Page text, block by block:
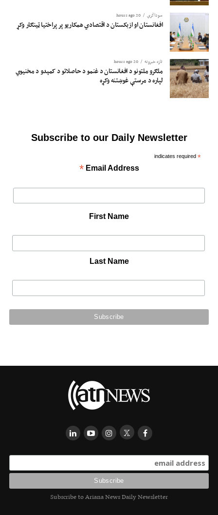
سوداگري 20 hours ago
افغانستان او ازبکستان د اقتصادي همکاریو پر پراختیا ټینګار وکړ
تازه خبرونه 20 hours ago
ملګرو ملتونو د افغانستان د غنمو د حاصلاتو د کمېدو د مخنیوي
لپاره د مرستې غوښتنه وکړه
Subscribe to our Daily Newsletter
*
Email Address
*
First Name
Last Name
Subscribe to Ariana News Daily Newsletter